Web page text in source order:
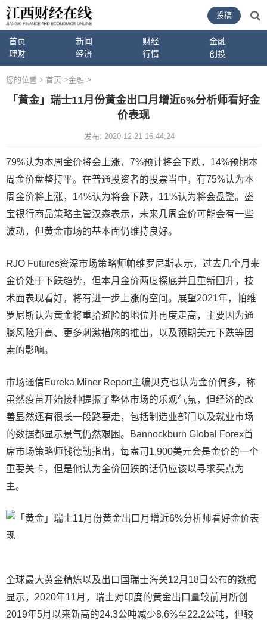
首页 新闻 财经
金融
理财
经济 行情 创投
投稿
您的位置 首页 >金融 >
「黄金」瑞士11月份黄金出口月增近6%分析师看好金
价表现
发布: 2020-12-21 16:44:24
79%认为本周金价将会上涨，7%预计将会下跌，14%预期本
周金价盘整持平。在普通投资者的投票当中，有75%认为本
周金价将上涨，14%认为将会下跌，11%认为将会盘整。盛
宝银行商品策略主管汉森表示，未来几周金价可能会有一些
波动，但黄金市场的基本面仍维持良好。
RJO Futures资深市场策略师帕维罗尼斯表示，过去几个月来
金价处于下跌趋势，但本月金价两度探底并且重新回升，技
术面表现看好，将有进一步上涨的空间。展望2021年，帕维
罗尼斯认为黄金将重拾避险的地位并再度走高，主要因为通
膨风险升高、更多刺激措施的推出，以及预期美元下跌等因
素的影响。
市场通信Eureka Miner Report主编贝克也认为金价偏多，称
虽然疫苗开始接种提振了整体市场的乐观气氛，但经济的改
善显然还有很长一段路要走，包括制造业部门以及就业市场
的数据都显示景气仍然艰困。Bannockburn Global Forex首
席市场策略师钱德勒指出，每盎司1,900美元会是金价的一个
重要关卡，但是他认为金价回跌的话仍应该以寻求买点为
主。
全球最大黄金精炼以及出口国瑞士海关12月18日公布的数据
显示，2020年11月，瑞士对印度的黄金出口量较前月所创
2019年5月以来新高的24.3公吨减少8.6%至22.2公吨，但较